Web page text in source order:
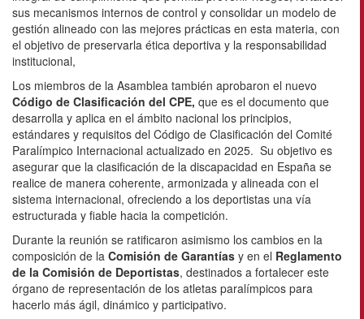
sus mecanismos internos de control y consolidar un modelo de
gestión alineado con las mejores prácticas en esta materia, con
el objetivo de preservarla ética deportiva y la responsabilidad
institucional,
Los miembros de la Asamblea también aprobaron el nuevo
Código de Clasificación del CPE, que es el documento que
desarrolla y aplica en el ámbito nacional los principios,
estándares y requisitos del Código de Clasificación del Comité
Paralímpico Internacional actualizado en 2025. Su objetivo es
asegurar que la clasificación de la discapacidad en España se
realice de manera coherente, armonizada y alineada con el
sistema internacional, ofreciendo a los deportistas una vía
estructurada y fiable hacia la competición.
Durante la reunión se ratificaron asimismo los cambios en la
composición de la Comisión de Garantías y en el Reglamento
de la Comisión de Deportistas, destinados a fortalecer este
órgano de representación de los atletas paralímpicos para
hacerlo más ágil, dinámico y participativo.